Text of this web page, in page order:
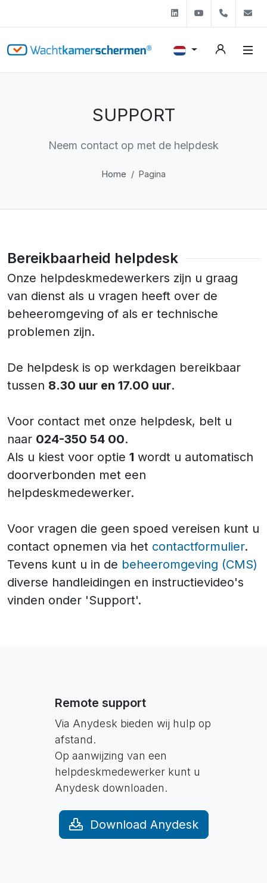
LinkedinYoutube+31
SUPPORT
Neem contact op met de helpdesk
Home Pagina
Bereikbaarheid helpdesk
Onze helpdeskmedewerkers zijn u graag
van dienst als u vragen heeft over de
beheeromgeving of als er technische
problemen zijn.
De helpdesk is op werkdagen bereikbaar
tussen 8.30 uur en 17.00 uur.
Voor contact met onze helpdesk, belt u
naar 024-350 54 00.
Als u kiest voor optie 1 wordt u automatisch
doorverbonden met een
helpdeskmedewerker.
Voor vragen die geen spoed vereisen kunt u
contact opnemen via het contactformulier.
Tevens kunt u in de beheeromgeving (CMS)
diverse handleidingen en instructievideo's
vinden onder 'Support'.
Remote support
Via Anydesk bieden wij hulp op
afstand.
Op aanwijzing van een
helpdeskmedewerker kunt u
Anydesk downloaden.
Download Anydesk